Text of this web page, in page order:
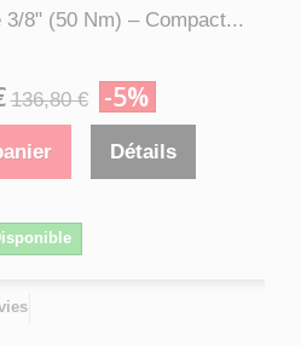
3/8" (50 Nm) – Compact...
136,80 € -5%
Détails